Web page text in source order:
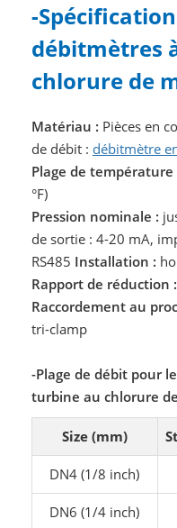
-
débitmètres
chlorure de
Matériau : Pièces en
de débit : débitmètre
Plage de température
°F)
Pression nominale :
de sortie : 4-20 mA,
RS485 Installation :
Rapport de réduction :
Raccordement au
tri-clamp
-Plage de débit pour
turbine au chlorure
Size (mm)
DN4 (1/8 inch)
DN6 (1/4 inch)